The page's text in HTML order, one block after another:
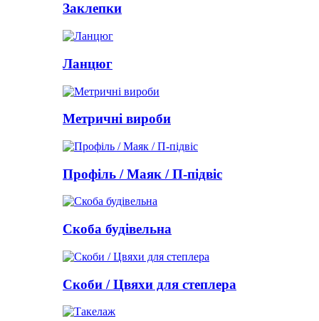
Заклепки
Ланцюг
Метричні вироби
Профіль / Маяк / П-підвіс
Скоба будівельна
Скоби / Цвяхи для степлера